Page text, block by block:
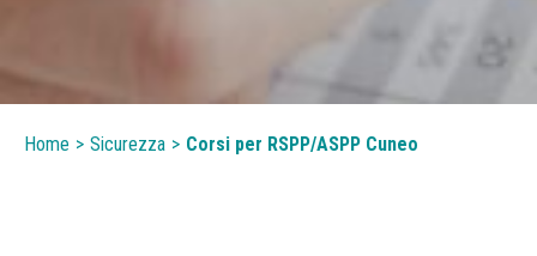
Home > Sicurezza > Corsi per RSPP/ASPP Cuneo